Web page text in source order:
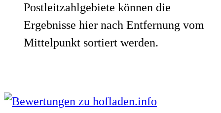
Postleitzahlgebiete können die
Ergebnisse hier nach Entfernung vom
Mittelpunkt sortiert werden.